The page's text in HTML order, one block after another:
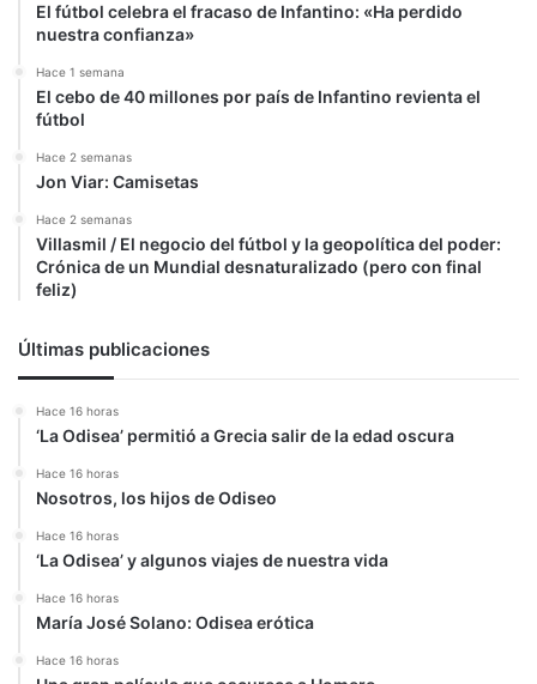
El fútbol celebra el fracaso de Infantino: «Ha perdido
nuestra confianza»
Hace 1 semana
El cebo de 40 millones por país de Infantino revienta el
fútbol
Hace 2 semanas
Jon Viar: Camisetas
Hace 2 semanas
Villasmil / El negocio del fútbol y la geopolítica del poder:
Crónica de un Mundial desnaturalizado (pero con final
feliz)
Últimas publicaciones
Hace 16 horas
‘La Odisea’ permitió a Grecia salir de la edad oscura
Hace 16 horas
Nosotros, los hijos de Odiseo
Hace 16 horas
‘La Odisea’ y algunos viajes de nuestra vida
Hace 16 horas
María José Solano: Odisea erótica
Hace 16 horas